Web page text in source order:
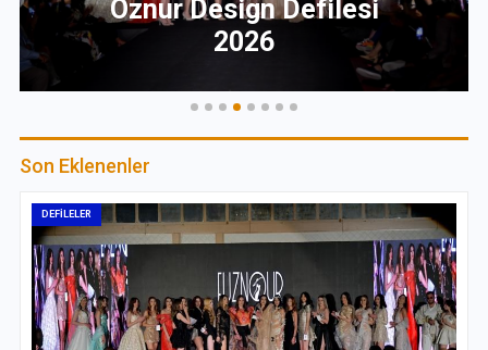
Türk Telekom Defilesi
Son Eklenenler
DEFİLELER